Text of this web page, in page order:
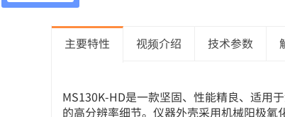
主要特性 视频介绍 技术参数
MS130K-HD是一款坚固、性能精良、适用
的高分辨率细节。仪器外壳采用机械阳极